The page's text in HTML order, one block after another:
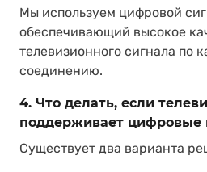
Мы используем цифровой
обеспечивающий высокое
телевизионного сигнала по
соединению.
4. Что делать, если
поддерживает цифровые
Существует два варианта